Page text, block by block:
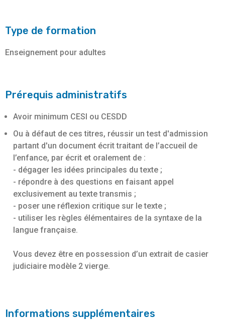
Type de formation
Enseignement pour adultes
Prérequis administratifs
Avoir minimum CESI ou CESDD
Ou à défaut de ces titres, réussir un test d'admission
partant d'un document écrit traitant de l’accueil de
l’enfance, par écrit et oralement de :
- dégager les idées principales du texte ;
- répondre à des questions en faisant appel
exclusivement au texte transmis ;
- poser une réflexion critique sur le texte ;
- utiliser les règles élémentaires de la syntaxe de la
langue française.
Vous devez être en possession d’un extrait de casier
judiciaire modèle 2 vierge.
Informations supplémentaires